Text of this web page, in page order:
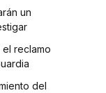
un
reclamo
del